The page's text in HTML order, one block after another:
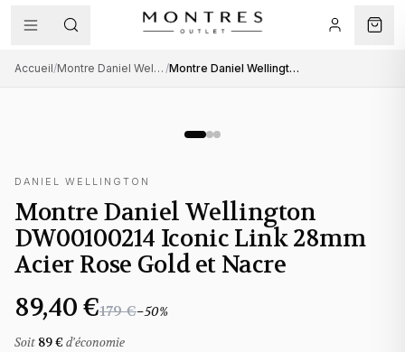
Accueil/ Montre Daniel Wellington femme / Montre Daniel Wellington DW00100214 Iconic Link 28mm Acier Rose Gold et Nacre
DANIEL WELLINGTON
Montre Daniel Wellington
DW00100214 Iconic Link 28mm
Acier Rose Gold et Nacre
89,40 €179 €−50%
Soit 89 € d'économie